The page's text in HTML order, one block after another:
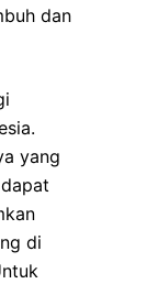
dan
yang
di